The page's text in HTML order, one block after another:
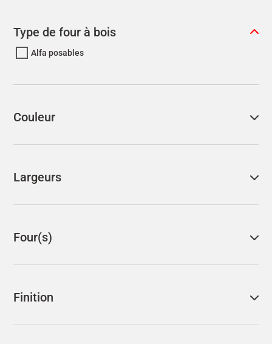
Type de four à bois
Alfa posables
Couleur
Largeurs
Four(s)
Finition